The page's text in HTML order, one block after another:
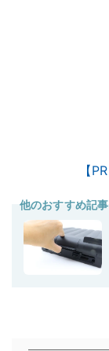
【
他のおすすめ記